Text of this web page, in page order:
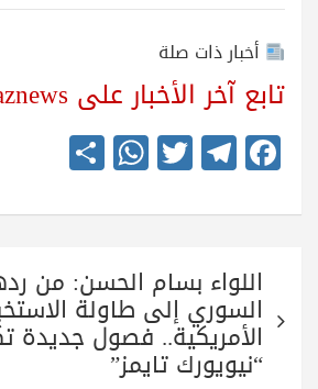
أخبار ذات صلة
تابع آخر الأخبار على Baznews
Fa
ce
bo
ok
Te
le
gr
m
T
wi
tte
W
ha
ts
pp
re
تصفّح
المقالات
اللواء بسام الحسن: من
السوري إلى طاولة
الأمريكية.. فصول جديدة
“نيويورك تايمز”